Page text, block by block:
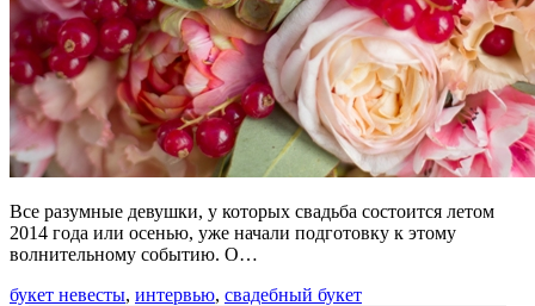
Все разумные девушки, у которых свадьба состоится летом
2014 года или осенью, уже начали подготовку к этому
волнительному событию. О…
букет невесты, интервью, свадебный букет